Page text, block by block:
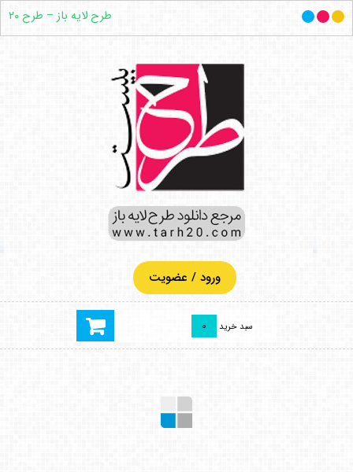
ورود / عضویت
سبد خرید 0
طرح لایه باز – طرح ۲۰